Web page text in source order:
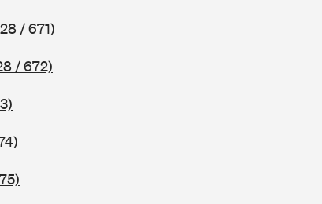
/ 671)
/ 672)